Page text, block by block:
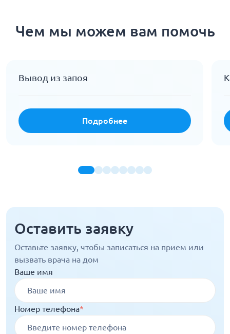
Чем мы можем вам помочь
Вывод из запоя
Подробнее
Оставить заявку
Оставьте заявку, чтобы записаться на прием или
вызвать врача на дом
Ваше имя
Номер телефона*